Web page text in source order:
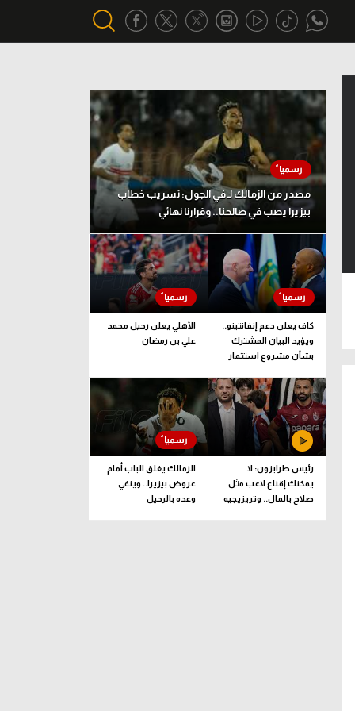
أقسام خاصة
Gamers
ميركاتو
تحقيق في الجول
تقرير في الجول
تحليل في الجول
حكايات في الجول
كويز في الجول
فيديو في الجول
مصدر من الزمالك لـ في الجول: تسريب خطاب
بيزيرا يصب في صالحنا.. وقرارنا نهائي
كاف يعلن دعم إنفانتينو..
ويؤيد البيان المشترك
بشأن مشروع استثمار
الأهلي يعلن رحيل محمد
علي بن رمضان
رئيس طرابزون: لا
يمكنك إقناع لاعب مثل
صلاح بالمال.. وتريزيجيه
الزمالك يغلق الباب أمام
عروض بيزيرا.. وينفي
وعده بالرحيل